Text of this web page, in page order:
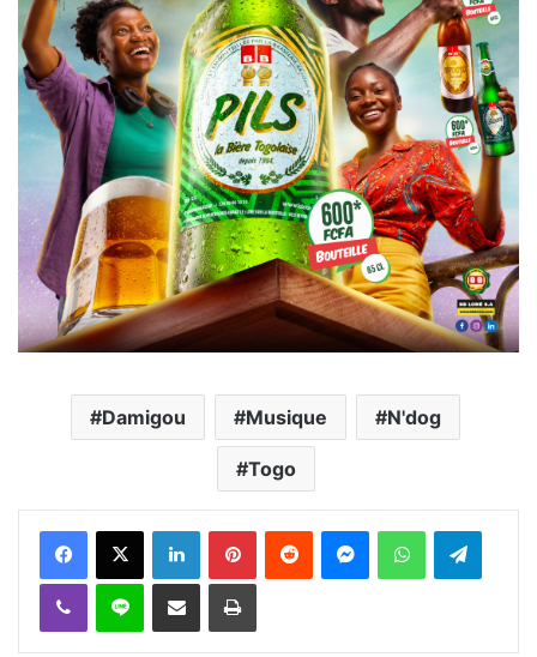
Damigou Musique N'dog
Togo
FacebookX Linkedin PinterestReddit MessengerWhatsAppTelegram
Viber Ligne Partager par email Imprimer